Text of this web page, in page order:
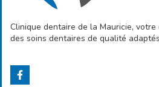
Clinique dentaire de la Mauricie,
des soins dentaires de qualité